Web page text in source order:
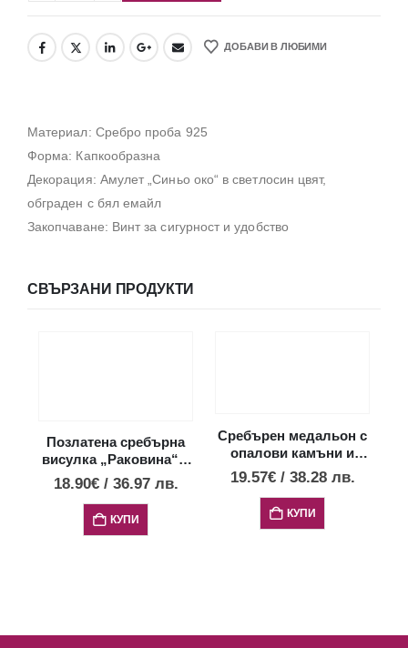
ДОБАВИ В ЛЮБИМИ
Материал: Сребро проба 925
Форма: Капкообразна
Декорация: Амулет „Синьо око“ в светлосин цвят,
обграден с бял емайл
Закопчаване: Винт за сигурност и удобство
СВЪРЗАНИ ПРОДУКТИ
Позлатена сребърна
висулка „Раковина“ с
опал, мини размер
18.90€ / 36.97 лв.
КУПИ
Сребърен медальон с
опалови камъни и
диск Фестос, XS
19.57€ / 38.28 лв.
КУПИ